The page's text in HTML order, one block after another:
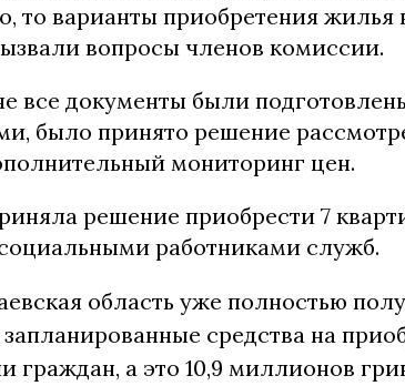
то варианты приобретения
вопросы членов комиссии.
все документы были
было принято решение
мониторинг цен.
решение приобрести 7
работниками служб.
область уже полностью
средства на
граждан, а это 10,9 миллионов